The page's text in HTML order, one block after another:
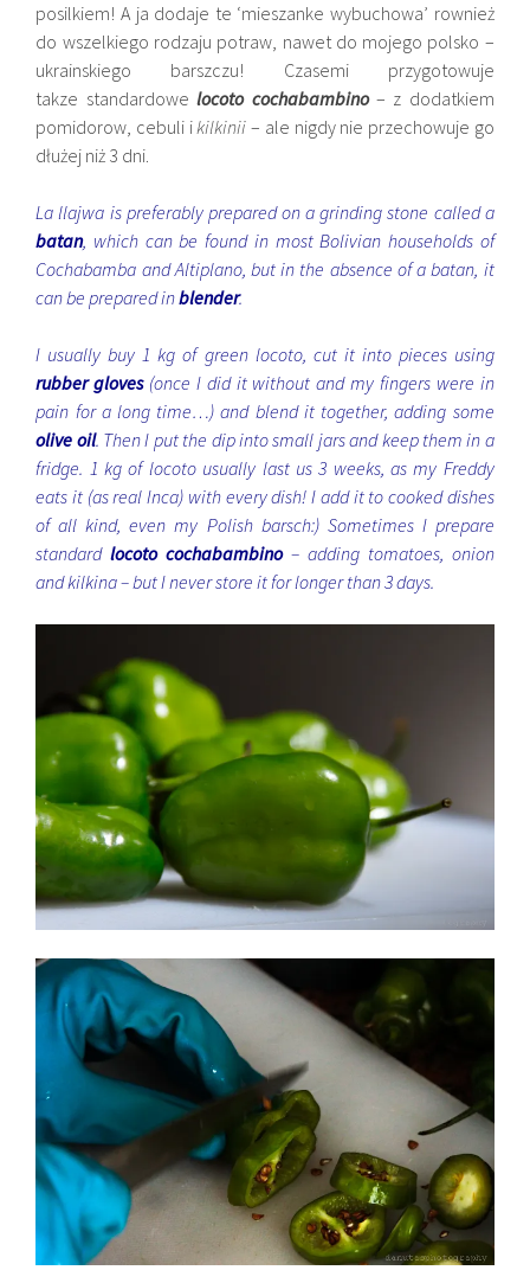
posilkiem! A ja dodaje te ‘mieszanke wybuchowa’ rownież
do wszelkiego rodzaju potraw, nawet do mojego polsko –
ukrainskiego barszczu! Czasemi przygotowuje
takze standardowelocoto cochabambino– z dodatkiem
pomidorow, cebuli ikilkinii – ale nigdy nie przechowuje go
dłużej niż 3 dni.
La llajwa is preferably prepared on a grinding stone called a
batan, which can be found in most Bolivian households of
Cochabamba and Altiplano, but in the absence of a batan, it
can be prepared inblender.
I usually buy 1 kg of green locoto, cut it into pieces using
rubber gloves(once I did it without and my fingers were in
pain for a long time…) and blend it together, adding some
olive oil. Then I put the dip into small jars and keep them in a
fridge. 1 kg of locoto usually last us 3 weeks, as my Freddy
eats it (as real Inca) with every dish! I add it to cooked dishes
of all kind, even my Polish barsch:) Sometimes I prepare
standardlocoto cochabambino– adding tomatoes, onion
and kilkina – but I never store it for longer than 3 days.